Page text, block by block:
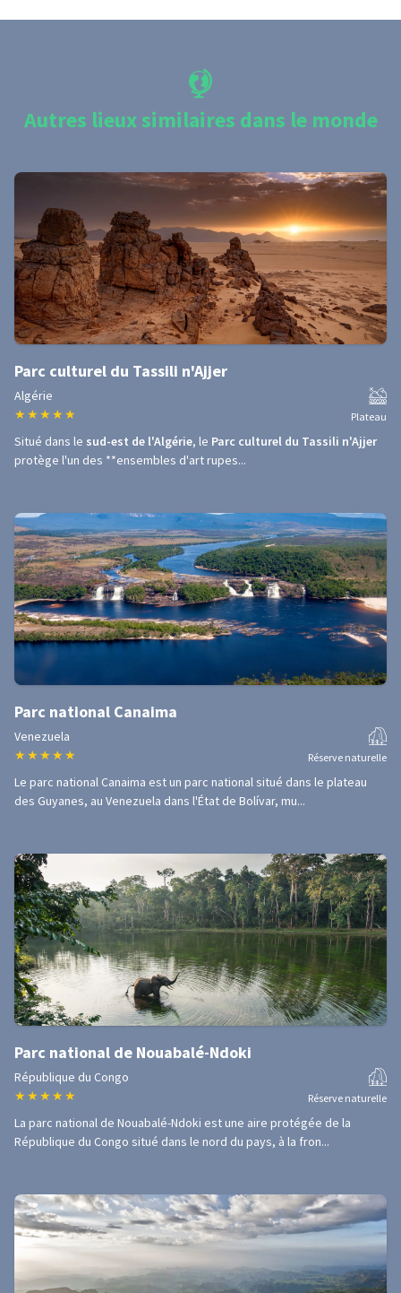
Autres lieux similaires dans le monde
Parc culturel du Tassili n'Ajjer
Algérie
★ ★ ★ ★ ★ Plateau
Situé dans le sud-est de l'Algérie, le Parc culturel du Tassili n'Ajjer
protège l'un des **ensembles d'art rupes...
Parc national Canaima
Venezuela
★ ★ ★ ★ ★ Réserve naturelle
Le parc national Canaima est un parc national situé dans le plateau
des Guyanes, au Venezuela dans l'État de Bolívar, mu...
Parc national de Nouabalé-Ndoki
République du Congo
★ ★ ★ ★ ★ Réserve naturelle
La parc national de Nouabalé-Ndoki est une aire protégée de la
République du Congo situé dans le nord du pays, à la fron...